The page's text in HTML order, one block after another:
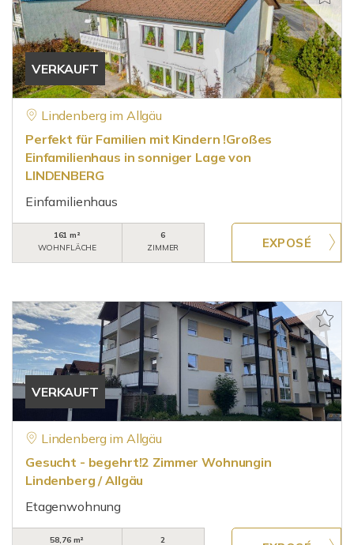
VERKAUFT
Lindenberg im Allgäu
Perfekt für Familien mit Kindern !Großes
Einfamilienhaus in sonniger Lage von
LINDENBERG
Einfamilienhaus
161 m²
WOHNFLÄCHE
6
ZIMMER
VERKAUFT
Lindenberg im Allgäu
Gesucht - begehrt!2 Zimmer Wohnungin
Lindenberg / Allgäu
Etagenwohnung
58,76 m²
2